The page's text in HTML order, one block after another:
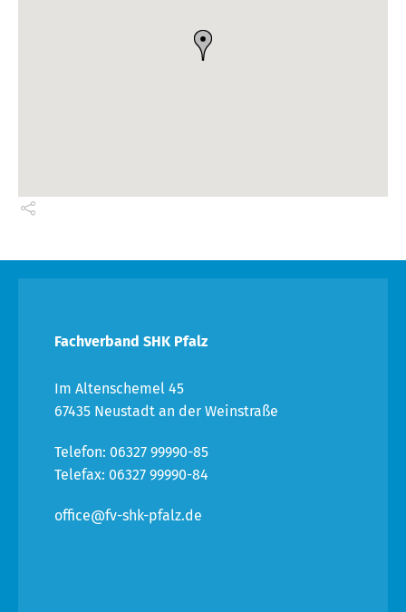
Fachverband SHK Pfalz
Im Altenschemel 45
67435 Neustadt an der Weinstraße
Telefon: 06327 99990-85
Telefax: 06327 99990-84
office@fv-shk-pfalz.de